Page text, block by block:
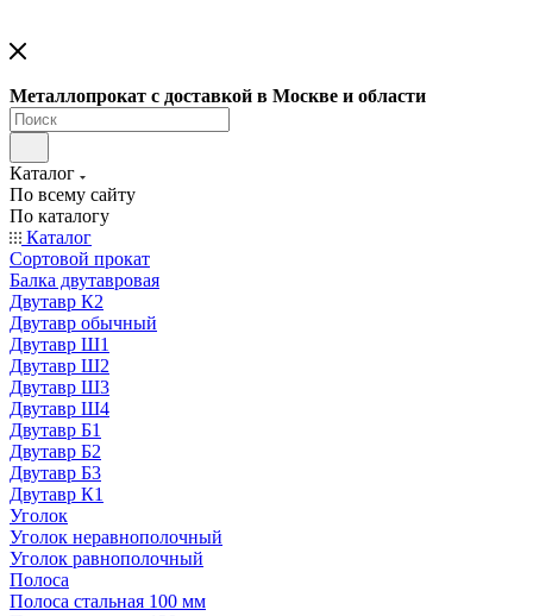
Металлопрокат с доставкой в Москве и области
Каталог
По всему сайту
По каталогу
Каталог
Сортовой прокат
Балка двутавровая
Двутавр К2
Двутавр обычный
Двутавр Ш1
Двутавр Ш2
Двутавр Ш3
Двутавр Ш4
Двутавр Б1
Двутавр Б2
Двутавр Б3
Двутавр К1
Уголок
Уголок неравнополочный
Уголок равнополочный
Полоса
Полоса стальная 100 мм